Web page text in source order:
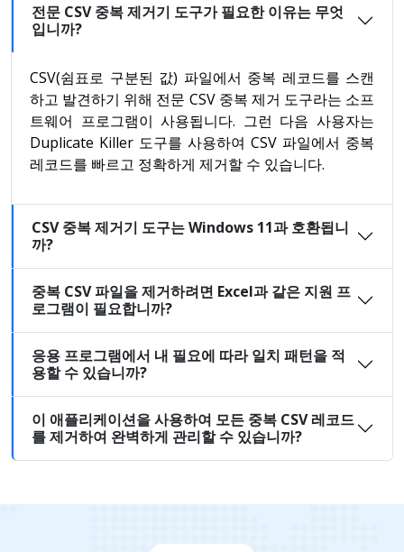
전문 CSV 중복 제거기 도구가 필요한 이유는 무엇
입니까?
CSV(쉼표로 구분된 값) 파일에서 중복 레코드를 스캔
하고 발견하기 위해 전문 CSV 중복 제거 도구라는 소프
트웨어 프로그램이 사용됩니다. 그런 다음 사용자는
Duplicate Killer 도구를 사용하여 CSV 파일에서 중복
레코드를 빠르고 정확하게 제거할 수 있습니다.
CSV 중복 제거기 도구는 Windows 11과 호환됩니
까?
중복 CSV 파일을 제거하려면 Excel과 같은 지원 프
로그램이 필요합니까?
응용 프로그램에서 내 필요에 따라 일치 패턴을 적
용할 수 있습니까?
이 애플리케이션을 사용하여 모든 중복 CSV 레코드
를 제거하여 완벽하게 관리할 수 있습니까?